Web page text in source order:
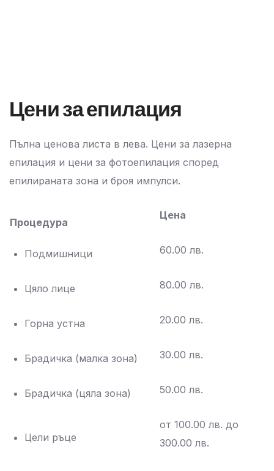
Цени за епилация
Пълна ценова листа в лева. Цени за лазерна
епилация и цени за фотоепилация според
епилираната зона и броя импулси.
Процедура
Цена
Подмишници 60.00 лв.
Цяло лице 80.00 лв.
Горна устна 20.00 лв.
Брадичка (малка зона) 30.00 лв.
Брадичка (цяла зона) 50.00 лв.
Цели ръце
от 100.00 лв. до
300.00 лв.